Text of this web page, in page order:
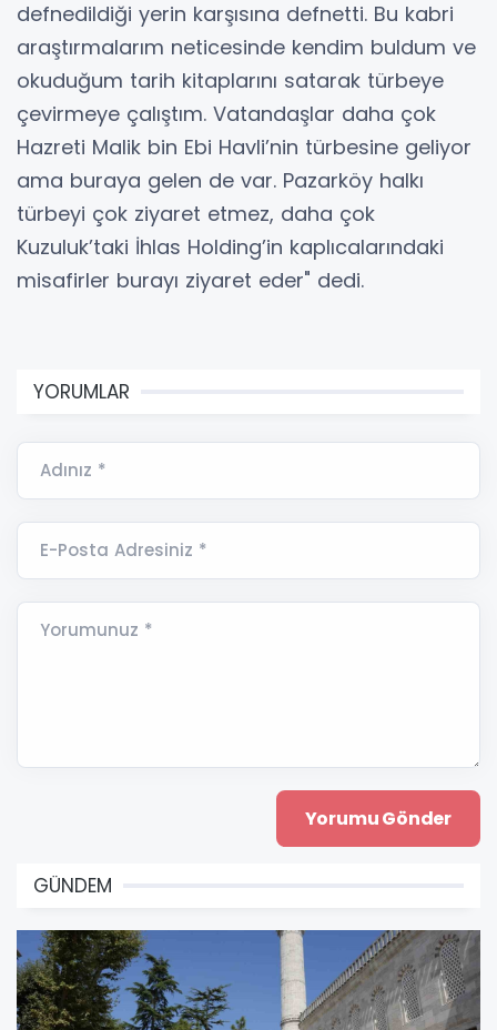
defnedildiği yerin karşısına defnetti. Bu kabri
araştırmalarım neticesinde kendim buldum ve
okuduğum tarih kitaplarını satarak türbeye
çevirmeye çalıştım. Vatandaşlar daha çok
Hazreti Malik bin Ebi Havli’nin türbesine geliyor
ama buraya gelen de var. Pazarköy halkı
türbeyi çok ziyaret etmez, daha çok
Kuzuluk’taki İhlas Holding’in kaplıcalarındaki
misafirler burayı ziyaret eder" dedi.
YORUMLAR
Adınız *
E-Posta Adresiniz *
Yorumunuz *
GÜNDEM